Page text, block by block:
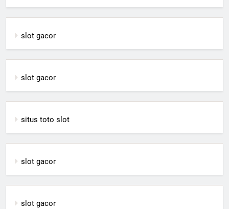
slot gacor
slot gacor
situs toto slot
slot gacor
slot gacor